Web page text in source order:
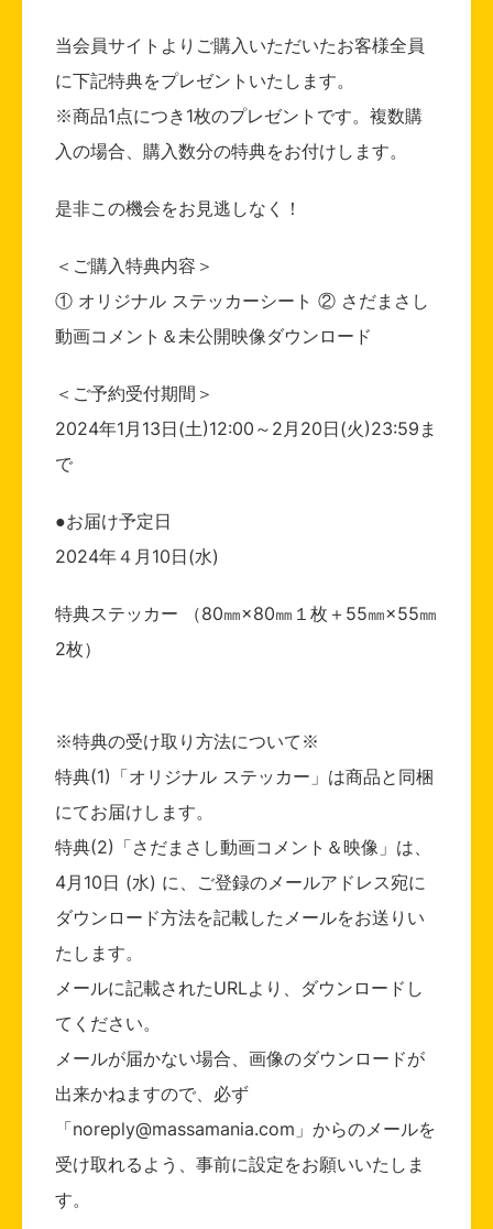
当会員サイトよりご購入いただいたお客様全員
に下記特典をプレゼントいたします。
※商品1点につき1枚のプレゼントです。複数購
入の場合、購入数分の特典をお付けします。
是非この機会をお見逃しなく！
＜ご購入特典内容＞
① オリジナル ステッカーシート ② さだまさし
動画コメント＆未公開映像ダウンロード
＜ご予約受付期間＞
2024年1月13日(土)12:00～2月20日(火)23:59ま
で
●お届け予定日
2024年４月10日(水)
特典ステッカー （80㎜×80㎜１枚＋55㎜×55㎜
2枚）
※特典の受け取り方法について※
特典(1)「オリジナル ステッカー」は商品と同梱
にてお届けします。
特典(2)「さだまさし動画コメント＆映像」は、
4月10日 (水) に、ご登録のメールアドレス宛に
ダウンロード方法を記載したメールをお送りい
たします。
メールに記載されたURLより、ダウンロードし
てください。
メールが届かない場合、画像のダウンロードが
出来かねますので、必ず
「noreply@massamania.com」からのメールを
受け取れるよう、事前に設定をお願いいたしま
す。